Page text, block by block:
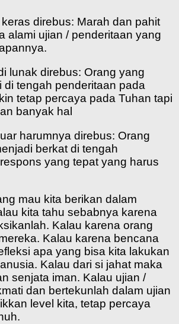
direbus: Marah dan pahit
alami ujian / penderitaan yang
lunak direbus: Orang yang
di tengah penderitaan pada
tetap percaya pada Tuhan tapi
banyak hal
harumnya direbus: Orang
berkat di tengah
yang tepat yang harus
mau kita berikan dalam
kita tahu sebabnya karena
Kalau karena orang
Kalau karena bencana
apa yang bisa kita lakukan
Kalau dari si jahat maka
senjata iman. Kalau ujian /
dan bertekunlah dalam ujian
level kita, tetap percaya